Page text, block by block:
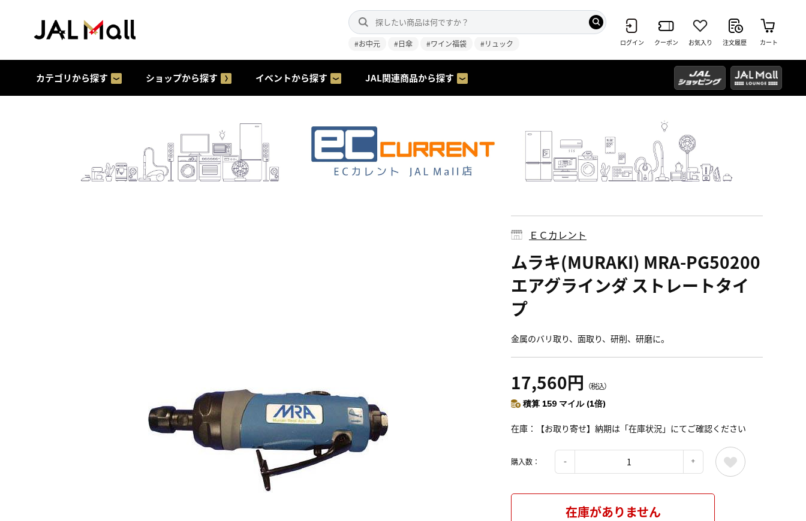
#お中元 #日傘 #ワイン福袋 #リュック ログイン クーポン お気入り 注文履歴 カート
カテゴリから探す ショップから探す イベントから探す JAL関連商品から探す
ＥＣカレント
ムラキ(MURAKI) MRA-PG50200
エアグラインダ ストレートタイ
プ
金属のバリ取り、面取り、研削、研磨に。
17,560円 （税込）
積算 159 マイル (1倍)
在庫 【お取り寄せ】納期は「在庫状況」にてご確認ください
購入数：
在庫がありません